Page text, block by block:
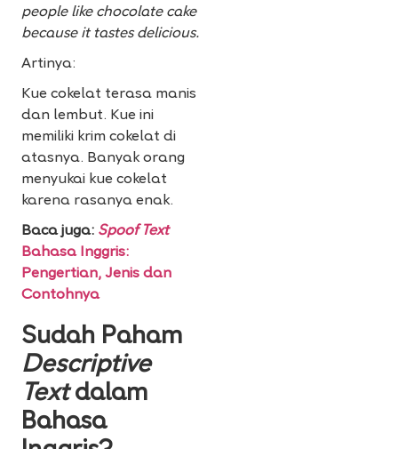
people like chocolate cake
because it tastes delicious.
Artinya:
Kue cokelat terasa manis
dan lembut. Kue ini
memiliki krim cokelat di
atasnya. Banyak orang
menyukai kue cokelat
karena rasanya enak.
Baca juga: Spoof Text
Bahasa Inggris:
Pengertian, Jenis dan
Contohnya
Sudah Paham
Descriptive
Textdalam
Bahasa